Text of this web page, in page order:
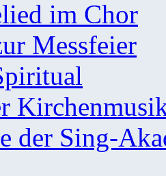
im Chor
Messfeier
der Sing-